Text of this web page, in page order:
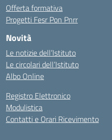
Offerta formativa
Progetti Fesr Pon Pnrr
Novità
Le notizie dell’Istituto
Le circolari dell’Istituto
Albo Online
Registro Elettronico
Modulistica
Contatti e Orari Ricevimento